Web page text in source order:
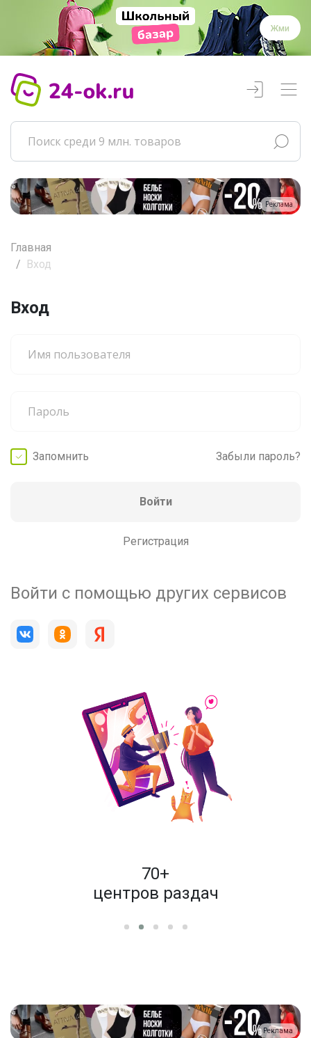
Жми
Реклама
Главная
Вход
Вход
Запомнить Забыли пароль?
Войти
Регистрация
Войти с помощью других сервисов
70+
центров раздач
Реклама